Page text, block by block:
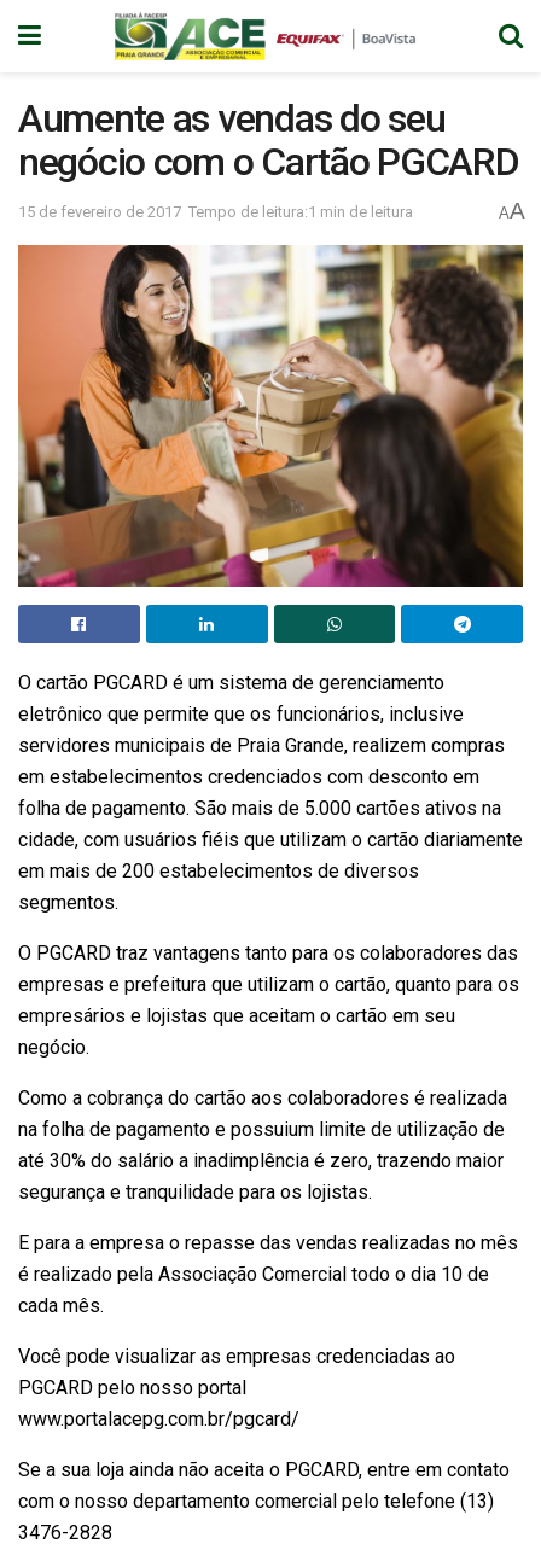
Aumente as vendas do seu
negócio com o Cartão PGCARD
15 de fevereiro de 2017 Tempo de leitura:1 min de leitura AA
O cartão PGCARD é um sistema de gerenciamento
eletrônico que permite que os funcionários, inclusive
servidores municipais de Praia Grande, realizem compras
em estabelecimentos credenciados com desconto em
folha de pagamento. São mais de 5.000 cartões ativos na
cidade, com usuários fiéis que utilizam o cartão diariamente
em mais de 200 estabelecimentos de diversos
segmentos.
O PGCARD traz vantagens tanto para os colaboradores das
empresas e prefeitura que utilizam o cartão, quanto para os
empresários e lojistas que aceitam o cartão em seu
negócio.
Como a cobrança do cartão aos colaboradores é realizada
na folha de pagamento e possuium limite de utilização de
até 30% do salário a inadimplência é zero, trazendo maior
segurança e tranquilidade para os lojistas.
E para a empresa o repasse das vendas realizadas no mês
é realizado pela Associação Comercial todo o dia 10 de
cada mês.
Você pode visualizar as empresas credenciadas ao
PGCARD pelo nosso portal
www.portalacepg.com.br/pgcard/
Se a sua loja ainda não aceita o PGCARD, entre em contato
com o nosso departamento comercial pelo telefone (13)
3476-2828